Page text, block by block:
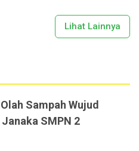
Lihat Lainnya
Sampah Wujud
SMPN 2